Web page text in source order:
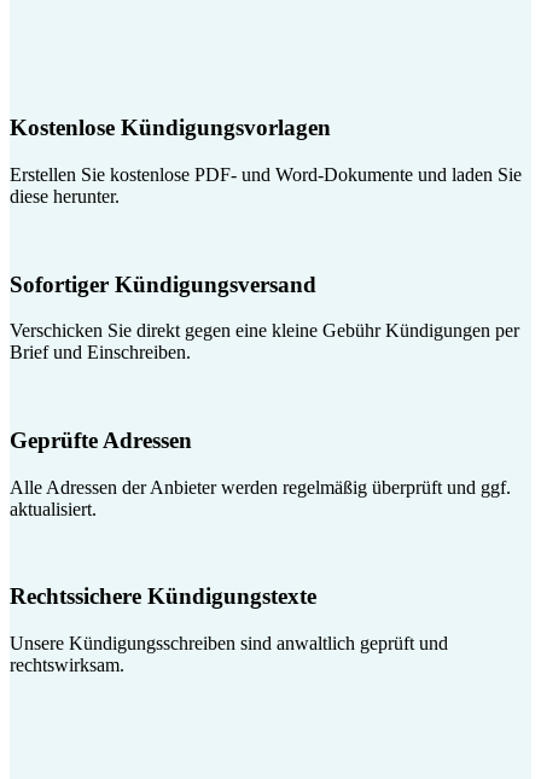
Kostenlose Kündigungsvorlagen
Erstellen Sie kostenlose PDF- und Word-Dokumente und laden Sie
diese herunter.
Sofortiger Kündigungsversand
Verschicken Sie direkt gegen eine kleine Gebühr Kündigungen per
Brief und Einschreiben.
Geprüfte Adressen
Alle Adressen der Anbieter werden regelmäßig überprüft und ggf.
aktualisiert.
Rechtssichere Kündigungstexte
Unsere Kündigungsschreiben sind anwaltlich geprüft und
rechtswirksam.